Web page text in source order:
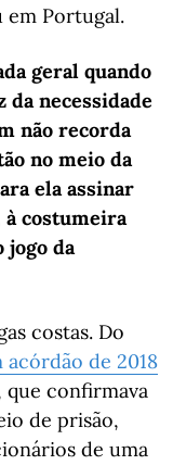
em Portugal.
geral quando
necessidade
não recorda
no meio da
ela assinar
à costumeira
jogo da
costas. Do
acórdão de 2018
que confirmava
de prisão,
de uma